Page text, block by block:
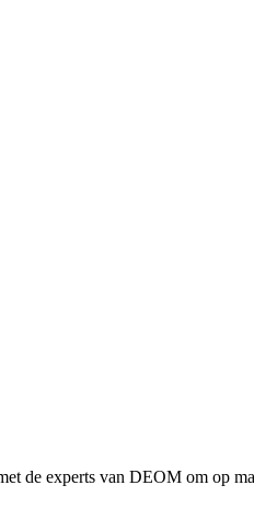
experts van DEOM om op